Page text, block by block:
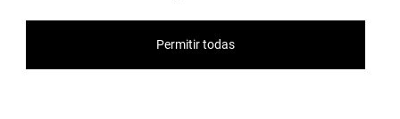
Permitir todas